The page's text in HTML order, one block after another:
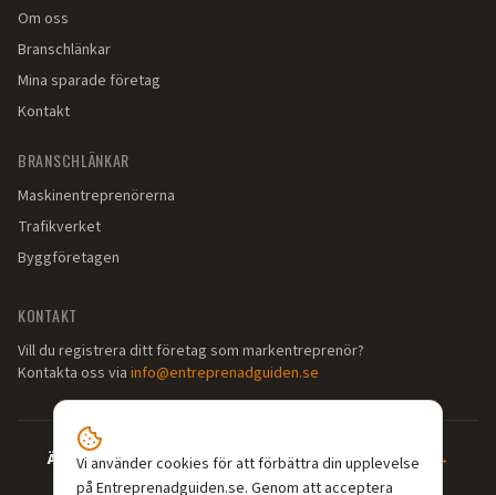
Om oss
Branschlänkar
Mina sparade företag
Kontakt
BRANSCHLÄNKAR
Maskinentreprenörerna
Trafikverket
Byggföretagen
KONTAKT
Vill du registrera ditt företag som markentreprenör?
Kontakta oss via info@entreprenadguiden.se
Är du markentreprenör?—Syns där dina kunder söker →
Vi använder cookies för att förbättra din upplevelse
på Entreprenadguiden.se. Genom att acceptera